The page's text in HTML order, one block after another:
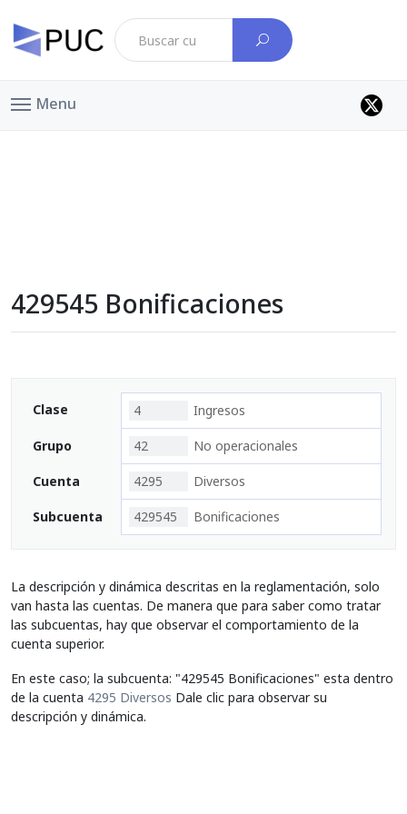
Menu
429545 Bonificaciones
Clase 4 Ingresos
Grupo 42 No operacionales
Cuenta 4295 Diversos
Subcuenta 429545 Bonificaciones
La descripción y dinámica descritas en la reglamentación, solo
van hasta las cuentas. De manera que para saber como tratar
las subcuentas, hay que observar el comportamiento de la
cuenta superior.
En este caso; la subcuenta: "429545 Bonificaciones" esta dentro
de la cuenta 4295 Diversos Dale clic para observar su
descripción y dinámica.